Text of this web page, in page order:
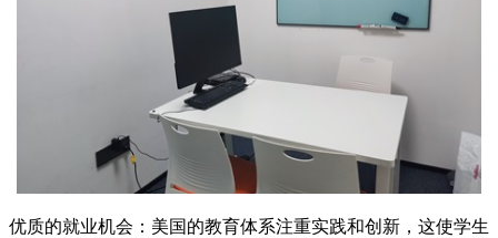
优质的就业机会：美国的教育体系注重实践和创新，这使学生